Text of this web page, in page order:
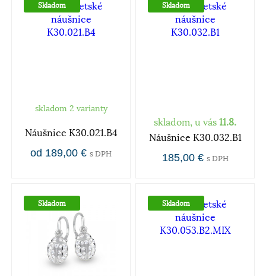
Skladom
skladom 2 varianty
Náušnice K30.021.B4
od 189,00 € s DPH
Skladom
skladom, u vás 11.8.
Náušnice K30.032.B1
185,00 € s DPH
Skladom Skladom